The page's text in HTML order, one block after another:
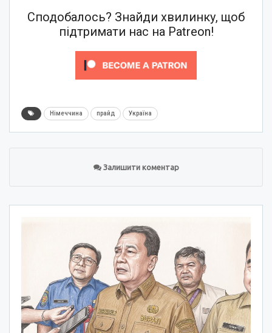
Сподобалось? Знайди хвилинку, щоб
підтримати нас на Patreon!
Німеччина прайд Україна
Залишити коментар